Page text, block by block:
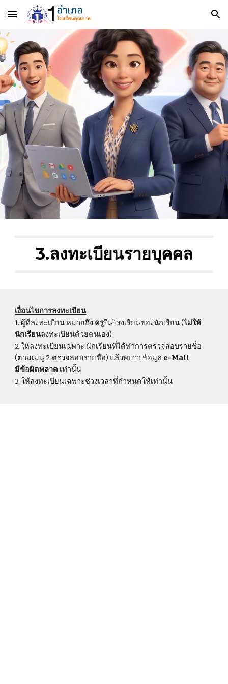
Skip to main content Skip to navigation
3.ลงทะเบียนรายบุคคล
เงื่อนไขการลงทะเบียน
1. ผู้ที่ลงทะเบียน หมายถึง ครูในโรงเรียนของนักเรียน (ไม่ให้
นักเรียนลงทะเบียนด้วยตนเอง)
2.ให้ลงทะเบียนเฉพาะ นักเรียนที่ได้ทำการตรวจสอบรายชื่อ
(ตามเมนู 2.ตรวจสอบรายชื่อ) แล้วพบว่า ข้อมูล e-Mail
มีข้อผิดพลาด เท่านั้น
3. ให้ลงทะเบียนเฉพาะช่วงเวลาที่กำหนดให้เท่านั้น